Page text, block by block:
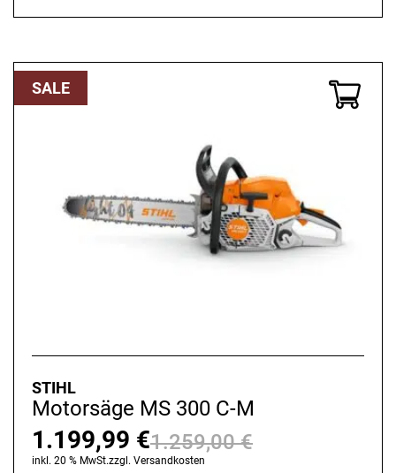
SALE
STIHL
Motorsäge MS 300 C-M
1.259,00€
1.199,99 €
inkl. 20 % MwSt.zzgl. Versandkosten